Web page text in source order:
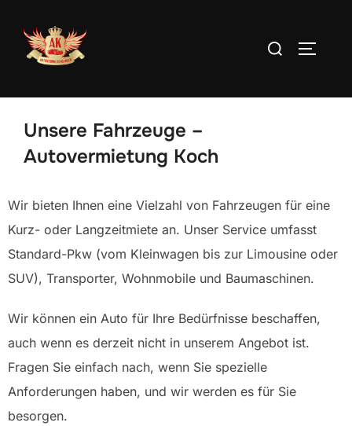
Unsere Fahrzeuge –
Autovermietung Koch
Wir bieten Ihnen eine Vielzahl von Fahrzeugen für eine
Kurz- oder Langzeitmiete an. Unser Service umfasst
Standard-Pkw (vom Kleinwagen bis zur Limousine oder
SUV), Transporter, Wohnmobile und Baumaschinen.
Wir können ein Auto für Ihre Bedürfnisse beschaffen,
auch wenn es derzeit nicht in unserem Angebot ist.
Fragen Sie einfach nach, wenn Sie spezielle
Anforderungen haben, und wir werden es für Sie
besorgen.